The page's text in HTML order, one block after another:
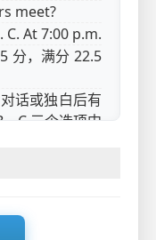
meet?
C. At 7:00 p.m.
分，满分 22.5
话或独白后有
C 三个选项中
钟；听完后，